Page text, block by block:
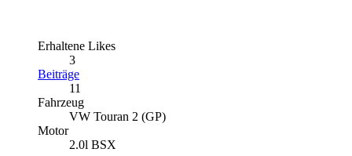
Erhaltene Likes
3
Beiträge
11
Fahrzeug
VW Touran 2 (GP)
Motor
2.0l BSX